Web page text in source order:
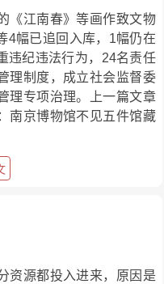
《江南春》等画作致文物
4幅已追回入库，1幅仍在
违纪违法行为，24名责任
理制度，成立社会监督委
理专项治理。上一篇文章
南京博物馆不见五件馆藏
资源都投入进来，原因是